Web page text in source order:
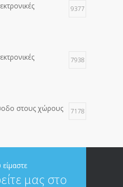
9377
7938
στους χώρους
7178
ΣΥΝΤΑΞΙΟΥΧΟΥΣ
μας στο